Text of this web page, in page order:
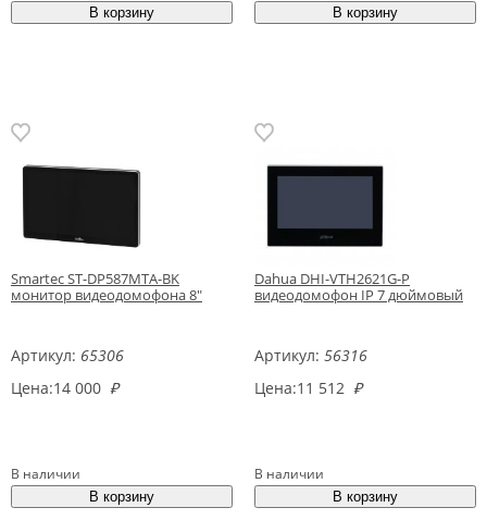
Smartec ST-DP587MTA-BK
монитор видеодомофона 8"
Артикул: 65306
Цена:14 000 ₽
В наличии
Dahua DHI-VTH2621G-P
видеодомофон IP 7 дюймовый
Артикул: 56316
Цена:11 512 ₽
В наличии